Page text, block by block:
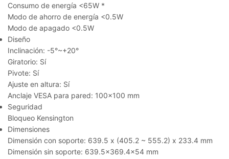
Consumo de energía <65W *
Modo de ahorro de energía <0.5W
Modo de apagado <0.5W
Diseño
Inclinación: -5°~+20°
Giratorio: Sí
Pivote: Sí
Ajuste en altura: Sí
Anclaje VESA para pared: 100×100 mm
Seguridad
Bloqueo Kensington
Dimensiones
Dimensión con soporte: 639.5 x (405.2 ~ 555.2) x 233.4 mm
Dimensión sin soporte: 639.5×369.4×54 mm